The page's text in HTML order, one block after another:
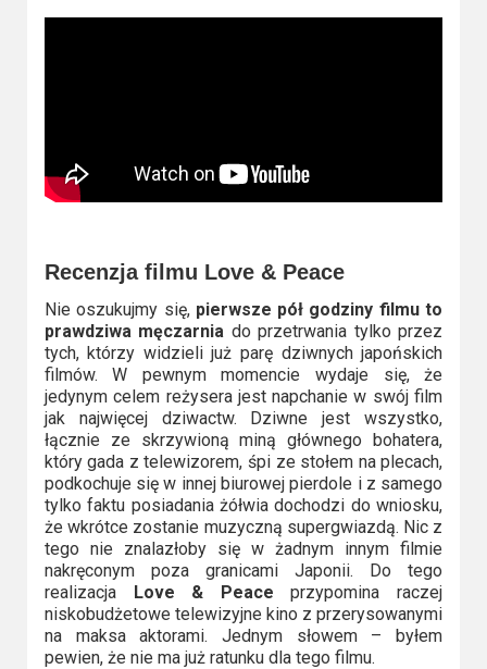
Recenzja filmu Love & Peace
Nie oszukujmy się, pierwsze pół godziny filmu to
prawdziwa męczarnia do przetrwania tylko przez
tych, którzy widzieli już parę dziwnych japońskich
filmów. W pewnym momencie wydaje się, że
jedynym celem reżysera jest napchanie w swój film
jak najwięcej dziwactw. Dziwne jest wszystko,
łącznie ze skrzywioną miną głównego bohatera,
który gada z telewizorem, śpi ze stołem na plecach,
podkochuje się w innej biurowej pierdole i z samego
tylko faktu posiadania żółwia dochodzi do wniosku,
że wkrótce zostanie muzyczną supergwiazdą. Nic z
tego nie znalazłoby się w żadnym innym filmie
nakręconym poza granicami Japonii. Do tego
realizacja Love & Peace przypomina raczej
niskobudżetowe telewizyjne kino z przerysowanymi
na maksa aktorami. Jednym słowem – byłem
pewien, że nie ma już ratunku dla tego filmu.